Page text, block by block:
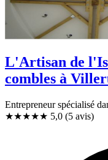
L'Artisan de
combles à
Entrepreneur spécialisé
★★★★★ 5,0 (5 avis)